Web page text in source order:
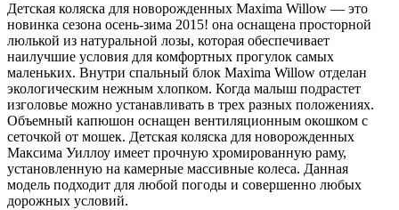
Детская коляска для новорожденных Maxima Willow — это
новинка сезона осень-зима 2015! она оснащена просторной
люлькой из натуральной лозы, которая обеспечивает
наилучшие условия для комфортных прогулок самых
маленьких. Внутри спальный блок Maxima Willow отделан
экологическим нежным хлопком. Когда малыш подрастет
изголовье можно устанавливать в трех разных положениях.
Объемный капюшон оснащен вентиляционным окошком с
сеточкой от мошек. Детская коляска для новорожденных
Максима Уиллоу имеет прочную хромированную раму,
установленную на камерные массивные колеса. Данная
модель подходит для любой погоды и совершенно любых
дорожных условий.